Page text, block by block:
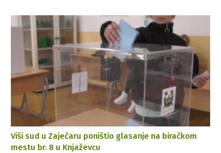
Viši sud u Zaječaru poništio glasanje na biračkom
mestu br. 8 u Knjaževcu